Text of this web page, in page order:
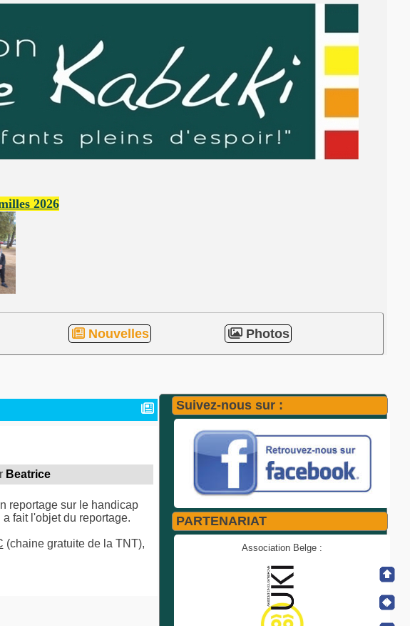
2026
Nouvelles Photos
Beatrice
reportage sur le handicap
fait l'objet du reportage.
(chaine gratuite de la TNT),
Suivez-nous sur :
PARTENARIAT
Association Belge :